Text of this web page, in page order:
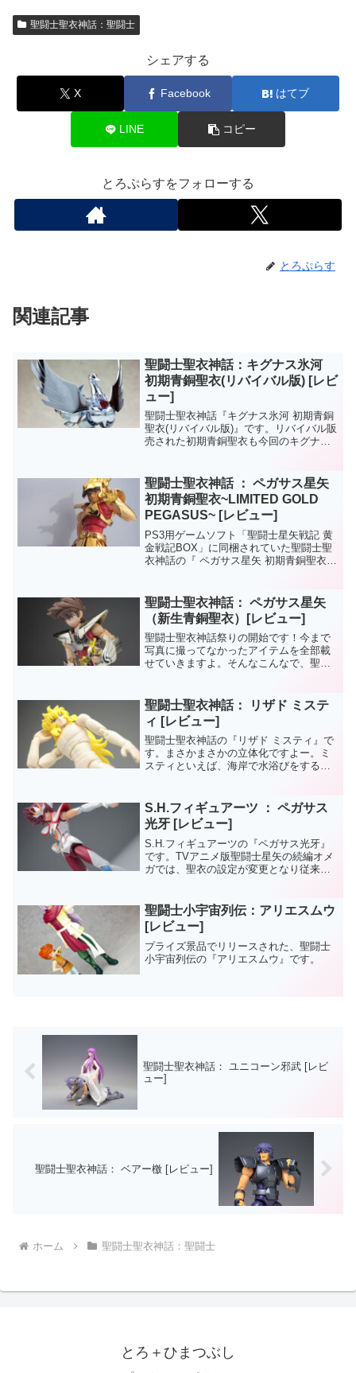
聖闘士聖衣神話：聖闘士
シェアする
X Facebook はてブ
LINE コピー
とろぷらすをフォローする
とろぷらす
関連記事
聖闘士聖衣神話：キグナス氷河
初期青銅聖衣(リバイバル版) [レビ
ュー]
聖闘士聖衣神話『キグナス氷河 初期青銅
聖衣(リバイバル版)』です。リバイバル販
売された初期青銅聖衣も今回のキグナス
た表情が加わっているのが特徴。聖闘士
聖衣神話： キグナ...
聖闘士聖衣神話 ： ペガサス星矢
初期青銅聖衣~LIMITED GOLD
PEGASUS~ [レビュー]
PS3用ゲームソフト「聖闘士星矢戦記 黄
金戦記BOX」に同梱されていた聖闘士聖
衣神話の『 ペガサス星矢 初期青銅聖衣
BOXを模したメモリーカードケース...
聖闘士聖衣神話： ペガサス星矢
（新生青銅聖衣）[レビュー]
聖闘士聖衣神話祭りの開始です！今まで
写真に撮ってなかったアイテムを全部載
せていきますよ。そんなこんなで、聖闘
ね。商品名には記載されていませんが、
これは《新生青銅聖衣》版...
聖闘士聖衣神話： リザド ミステ
ィ [レビュー]
聖闘士聖衣神話の『リザド ミスティ』で
す。まさかまさかの立体化ですよー。ミ
スティといえば、海岸で水浴びをするシ
ア》も付属していたりと、マイナーキャ
ラといえど、付属品に隙...
S.H.フィギュアーツ ： ペガサス
光牙 [レビュー]
S.H.フィギュアーツの『ペガサス光牙』
です。TVアニメ版聖闘士星矢の続編オメ
ガでは、聖衣の設定が変更となり従来の
化としては、人形への装着ギミックがウ
リであった聖闘士聖...
聖闘士小宇宙列伝：アリエスムウ
[レビュー]
プライズ景品でリリースされた、聖闘士
小宇宙列伝の『アリエスムウ』です。
聖闘士聖衣神話： ユニコーン邪武 [レビ
ュー]
聖闘士聖衣神話： ベアー檄 [レビュー]
ホーム 聖闘士聖衣神話：聖闘士
とろ＋ひまつぶし